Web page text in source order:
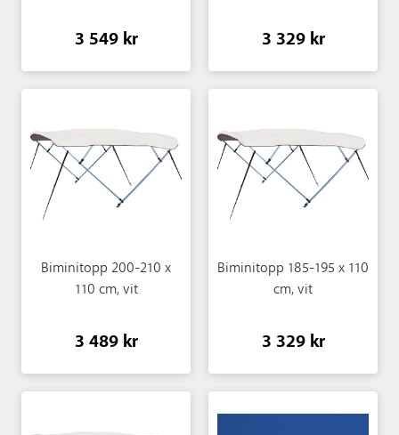
3 549 kr 3 329 kr
Biminitopp 200-210 x
110 cm, vit
3 489 kr
Biminitopp 185-195 x 110
cm, vit
3 329 kr